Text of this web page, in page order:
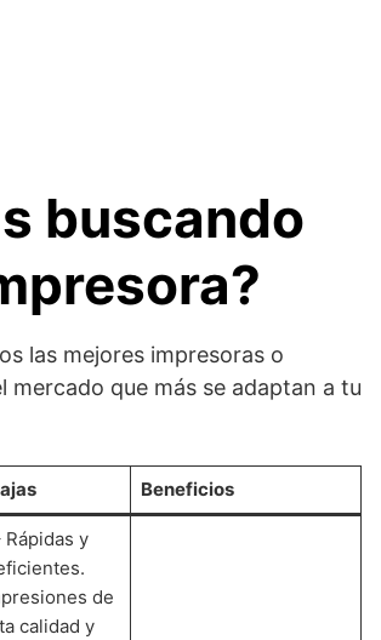
buscando
las mejores impresoras o
mercado que más se adaptan a tu
Beneficios
Rápidas y
de
calidad y